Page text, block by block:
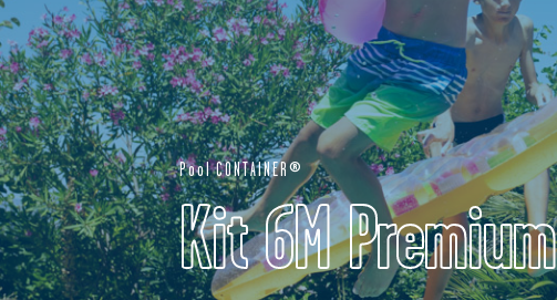
Pool CONTAINER®
Kit 6M Premium